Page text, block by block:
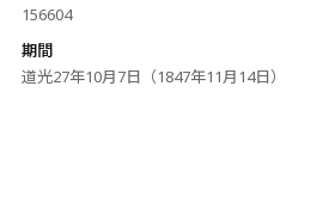
156604
期間
道光27年10月7日（1847年11月14日）